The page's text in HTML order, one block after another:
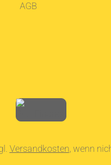
AGB
Versandkosten, wenn